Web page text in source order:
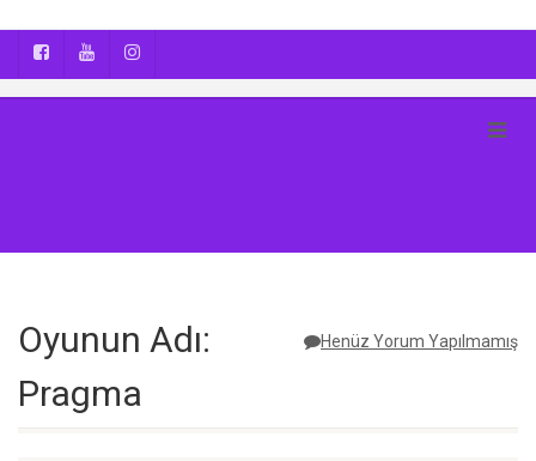
Henüz Yorum Yapılmamış
Oyunun Adı:
Pragma